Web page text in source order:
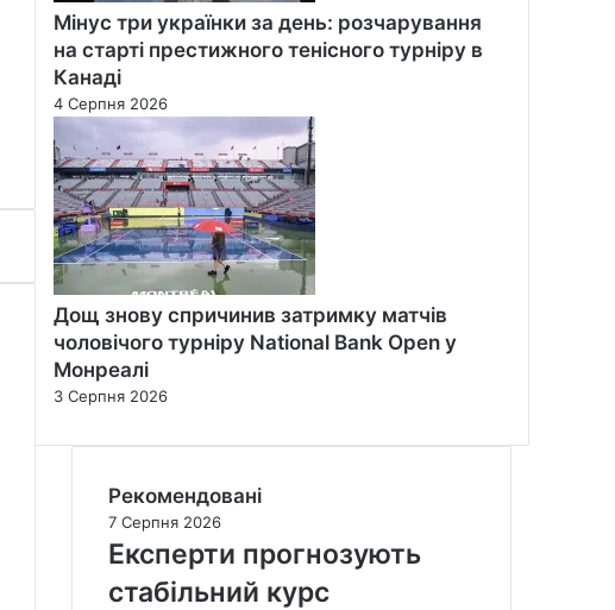
Мінус три українки за день: розчарування
на старті престижного тенісного турніру в
Канаді
4 Серпня 2026
Дощ знову спричинив затримку матчів
чоловічого турніру National Bank Open у
Монреалі
3 Серпня 2026
Рекомендовані
7 Серпня 2026
Експерти прогнозують
стабільний курс